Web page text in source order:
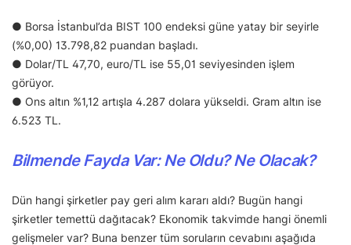
● Borsa İstanbul’da BIST 100 endeksi güne yatay bir seyirle
(%0,00) 13.798,82 puandan başladı.
● Dolar/TL 47,70, euro/TL ise 55,01 seviyesinden işlem
görüyor.
● Ons altın %1,12 artışla 4.287 dolara yükseldi. Gram altın ise
6.523 TL.
Bilmende Fayda Var: Ne Oldu? Ne Olacak?
Dün hangi şirketler pay geri alım kararı aldı? Bugün hangi
şirketler temettü dağıtacak? Ekonomik takvimde hangi önemli
gelişmeler var? Buna benzer tüm soruların cevabını aşağıda